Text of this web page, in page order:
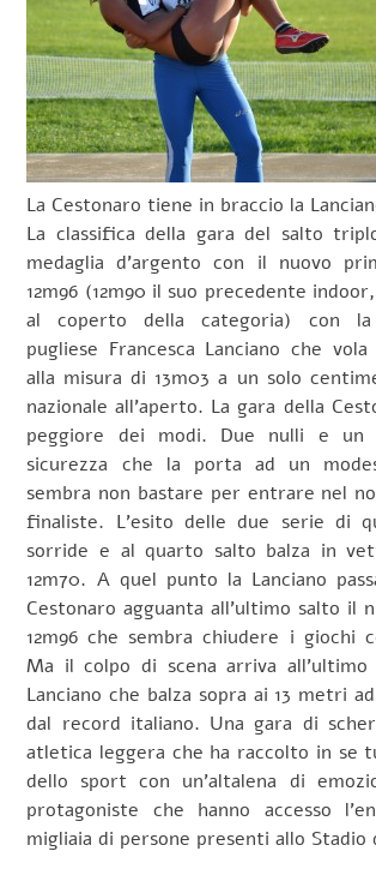
La Cestonaro tiene in braccio la
La classifica della gara del salto
medaglia d’argento con il nuovo
12m96 (12m90 il suo precedente
al coperto della categoria) con
pugliese Francesca Lanciano che
alla misura di 13m03 a un solo
nazionale all’aperto. La gara della
peggiore dei modi. Due nulli e
sicurezza che la porta ad un
sembra non bastare per entrare nel
finaliste. L’esito delle due serie di
sorride e al quarto salto balza in
12m70. A quel punto la Lanciano
Cestonaro agguanta all’ultimo salto il
12m96 che sembra chiudere i giochi
Ma il colpo di scena arriva
Lanciano che balza sopra ai 13 metri
dal record italiano. Una gara di
atletica leggera che ha raccolto in se
dello sport con un’altalena di
protagoniste che hanno accesso
migliaia di persone presenti allo Stadio